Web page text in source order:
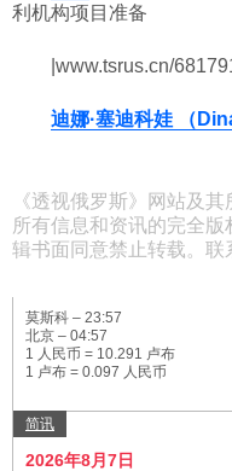
利机构项目准备
|www.tsrus.cn/
迪娜·塞迪科娃 （
《透视俄罗斯》网站及
所有信息和资讯的完全
辑书面同意禁止转载。联
莫斯科 – 23:57
北京 – 04:57
1 人民币 = 10.291 卢布
1 卢布 = 0.097 人民币
简讯
2026年8月7日